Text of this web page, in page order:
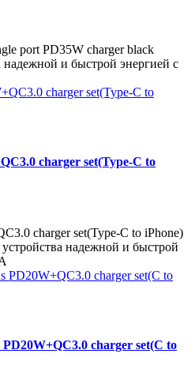
port PD35W charger black
надежной и быстрой энергией с
charger set(Type-C to
charger set(Type-C to iPhone)
надежной и быстрой
charger set(C to